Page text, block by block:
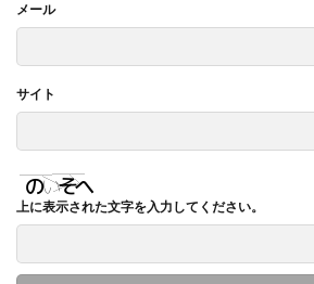
メール
サイト
上に表示された文字を入力してください。